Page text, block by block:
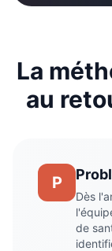
La
au
P
Dès
de